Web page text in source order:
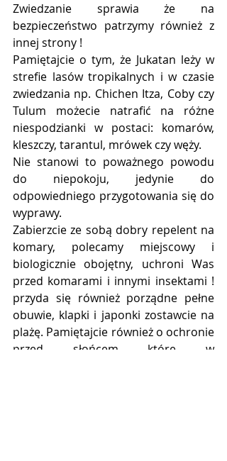
Zwiedzanie sprawia że na
bezpieczeństwo patrzymy również z
innej strony !
Pamiętajcie o tym, że Jukatan leży w
strefie lasów tropikalnych i w czasie
zwiedzania np. Chichen Itza, Coby czy
Tulum możecie natrafić na różne
niespodzianki w postaci: komarów,
kleszczy, tarantul, mrówek czy węży.
Nie stanowi to poważnego powodu
do niepokoju, jedynie do
odpowiedniego przygotowania się do
wyprawy.
Zabierzcie ze sobą dobry repelent na
komary, polecamy miejscowy i
biologicznie obojętny, uchroni Was
przed komarami i innymi insektami !
przyda się również porządne pełne
obuwie, klapki i japonki zostawcie na
plażę. Pamiętajcie również o ochronie
przed słońcem które w